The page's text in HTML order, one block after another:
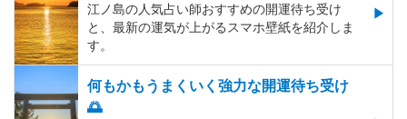
江ノ島の人気占い師おすすめの開運待ち受け
と、最新の運気が上がるスマホ壁紙を紹介しま
す。
何もかもうまくいく強力な開運待ち受け
🌅